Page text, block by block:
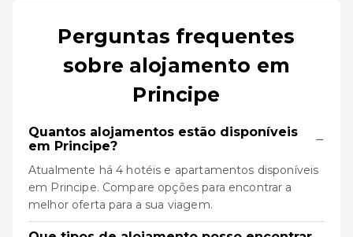
Perguntas frequentes
sobre alojamento em
Principe
Quantos alojamentos estão disponíveis
em Principe?
−
Atualmente há 4 hotéis e apartamentos disponíveis
em Principe. Compare opções para encontrar a
melhor oferta para a sua viagem.